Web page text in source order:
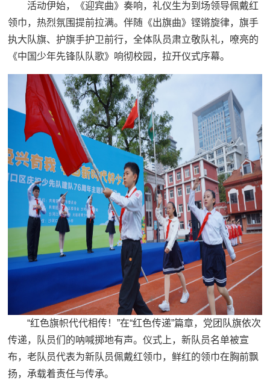
活动伊始，《迎宾曲》奏响，礼仪生为到场领导佩戴红
领巾，热烈氛围提前拉满。伴随《出旗曲》铿锵旋律，旗手
执大队旗、护旗手护卫前行，全体队员肃立敬队礼，嘹亮的
《中国少年先锋队队歌》响彻校园，拉开仪式序幕。
“红色旗帜代代相传！”在“红色传递”篇章，党团队旗依次
传递，队员们的呐喊掷地有声。仪式上，新队员名单被宣
布，老队员代表为新队员佩戴红领巾，鲜红的领巾在胸前飘
扬，承载着责任与传承。